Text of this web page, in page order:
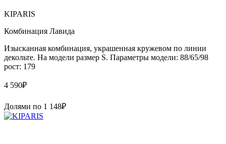
KIPARIS
Комбинация Лавида
Изысканная комбинация, украшенная кружевом по линии
декольте. На модели размер S. Параметры модели: 88/65/98
рост: 179
4 590₽
Долями по 1 148₽